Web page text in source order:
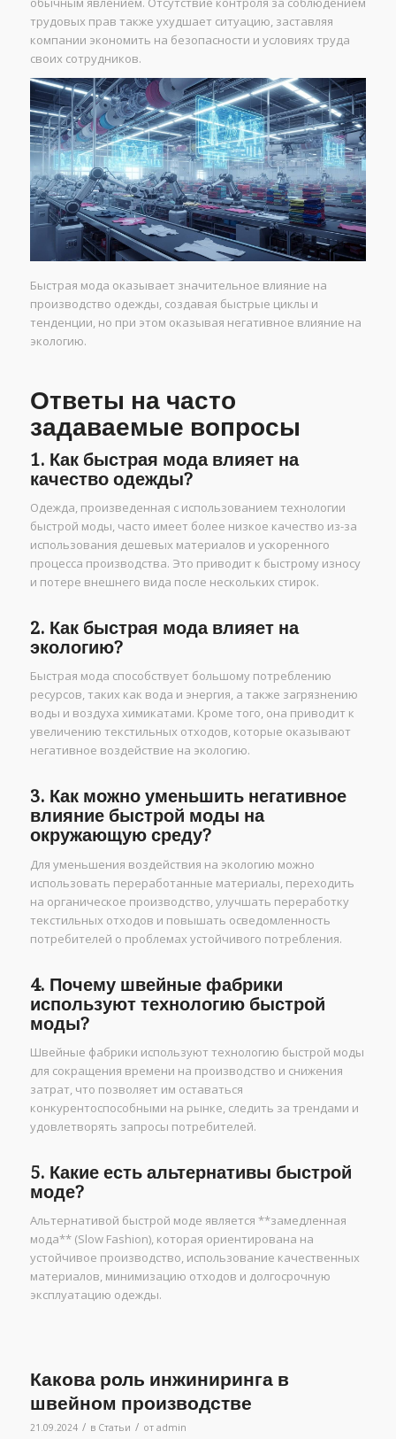
трудовых прав также ухудшает ситуацию, заставляя
компании экономить на безопасности и условиях труда
своих сотрудников.
Быстрая мода оказывает значительное влияние на
производство одежды, создавая быстрые циклы и
тенденции, но при этом оказывая негативное влияние на
экологию.
Ответы на часто
задаваемые вопросы
1. Как быстрая мода влияет на
качество одежды?
Одежда, произведенная с использованием технологии
быстрой моды, часто имеет более низкое качество из-за
использования дешевых материалов и ускоренного
процесса производства. Это приводит к быстрому износу
и потере внешнего вида после нескольких стирок.
2. Как быстрая мода влияет на
экологию?
Быстрая мода способствует большому потреблению
ресурсов, таких как вода и энергия, а также загрязнению
воды и воздуха химикатами. Кроме того, она приводит к
увеличению текстильных отходов, которые оказывают
негативное воздействие на экологию.
3. Как можно уменьшить негативное
влияние быстрой моды на
окружающую среду?
Для уменьшения воздействия на экологию можно
использовать переработанные материалы, переходить
на органическое производство, улучшать переработку
текстильных отходов и повышать осведомленность
потребителей о проблемах устойчивого потребления.
4. Почему швейные фабрики
используют технологию быстрой
моды?
Швейные фабрики используют технологию быстрой моды
для сокращения времени на производство и снижения
затрат, что позволяет им оставаться
конкурентоспособными на рынке, следить за трендами и
удовлетворять запросы потребителей.
5. Какие есть альтернативы быстрой
моде?
Альтернативой быстрой моде является **замедленная
мода** (Slow Fashion), которая ориентирована на
устойчивое производство, использование качественных
материалов, минимизацию отходов и долгосрочную
эксплуатацию одежды.
Какова роль инжиниринга в
швейном производстве
21.09.2024 / в Статьи / от admin